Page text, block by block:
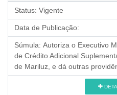
Status: Vigente
Data de Publicação:
Súmula: Autoriza o Executivo
de Crédito Adicional
de Mariluz, e dá outras